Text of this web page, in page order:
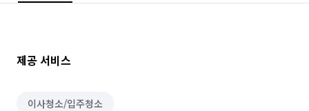
제공 서비스
이사청소/입주청소